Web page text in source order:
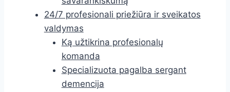
24/7 profesionali priežiūra ir sveikatos
valdymas
Ką užtikrina profesionalų
komanda
Specializuota pagalba sergant
demencija